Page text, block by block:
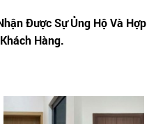
Được Sự Ủng Hộ Và Hợp
Hàng.